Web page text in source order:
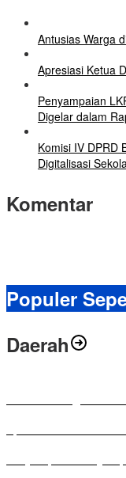
Antusias Warga
Apresiasi Ketua
Penyampaian
Digelar dalam
Komisi IV DPRD
Digitalisasi
Komentar
Populer
Daerah